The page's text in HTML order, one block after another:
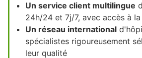
Un service client multilingue
24h/24 et 7j/7, avec accès à
Un réseau international
spécialistes rigoureusement
leur qualité